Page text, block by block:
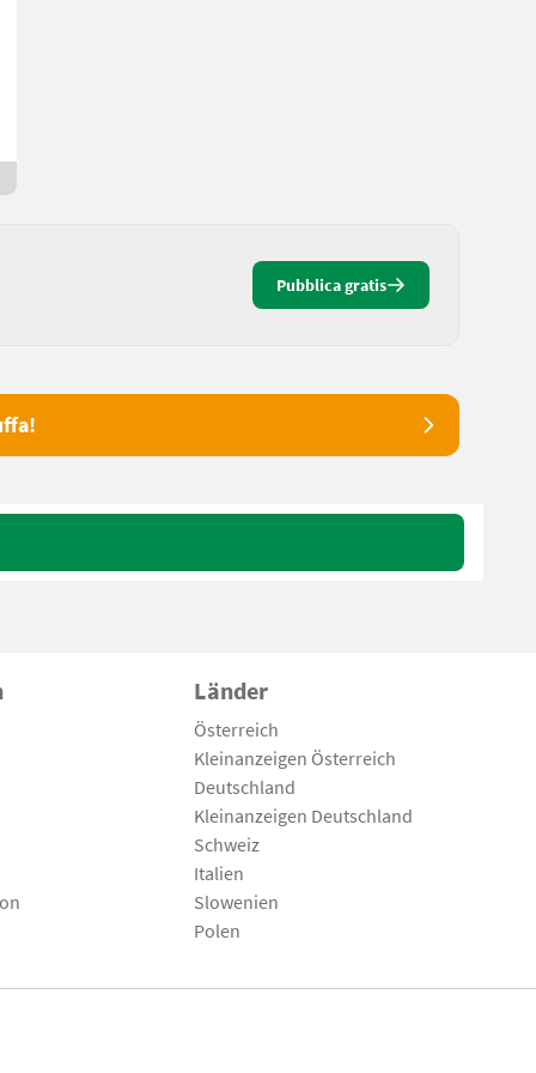
Pubblica gratis
Länder
Österreich
Kleinanzeigen Österreich
Deutschland
Kleinanzeigen Deutschland
Schweiz
Italien
Slowenien
Polen